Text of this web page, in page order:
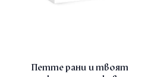
Петте рани и твоят